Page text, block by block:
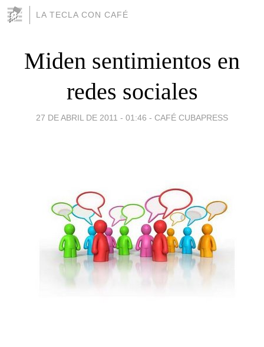
LA TECLA CON CAFÉ
Miden sentimientos en
redes sociales
27 DE ABRIL DE 2011 - 01:46 - CAFÉ CUBAPRESS